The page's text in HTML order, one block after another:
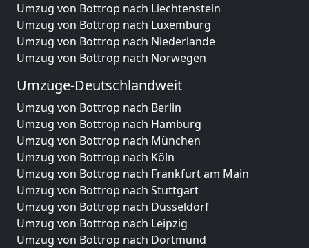
Umzug von Bottrop nach Liechtenstein
Umzug von Bottrop nach Luxemburg
Umzug von Bottrop nach Niederlande
Umzug von Bottrop nach Norwegen
Umzüge-Deutschlandweit
Umzug von Bottrop nach Berlin
Umzug von Bottrop nach Hamburg
Umzug von Bottrop nach München
Umzug von Bottrop nach Köln
Umzug von Bottrop nach Frankfurt am Main
Umzug von Bottrop nach Stuttgart
Umzug von Bottrop nach Düsseldorf
Umzug von Bottrop nach Leipzig
Umzug von Bottrop nach Dortmund